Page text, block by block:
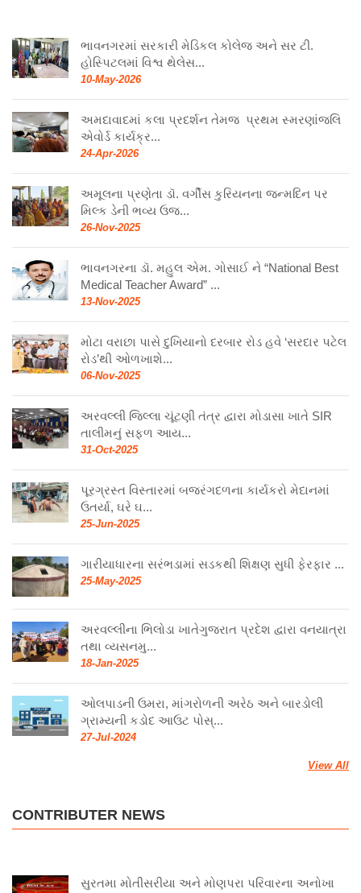
ભાવનગરમાં સરકારી મેડિકલ કોલેજ અને સર ટી.
હોસ્પિટલમાં વિશ્વ થેલેસ...
10-May-2026
અમદાવાદમાં કલા પ્રદર્શન તેમજ પ્રથમ સ્મરણાંજલિ
એવોર્ડ કાર્યક્ર...
24-Apr-2026
અમૂલના પ્રણેતા ડૉ. વર્ગીસ કુરિયનના જન્મદિન પર
મિલ્ક ડેની ભવ્ય ઉજ...
26-Nov-2025
ભાવનગરના ડૉ. મહુલ એમ. ગોસાઈ ને “National Best
Medical Teacher Award” ...
13-Nov-2025
મોટા વરાછા પાસે દુખિયાનો દરબાર રોડ હવે ‘સરદાર પટેલ
રોડ’થી ઓળખાશે...
06-Nov-2025
અરવલ્લી જિલ્લા ચૂંટણી તંત્ર દ્વારા મોડાસા ખાતે SIR
તાલીમનું સફળ આય...
31-Oct-2025
પૂરગ્રસ્ત વિસ્તારમાં બજરંગદળના કાર્યકરો મેદાનમાં
ઉતર્યા, ઘરે ઘ...
25-Jun-2025
ગારીયાધારના સરંભડામાં સડકથી શિક્ષણ સુધી ફેરફાર ...
25-May-2025
અરવલ્લીના ભિલોડા ખાતેગુજરાત પ્રદેશ દ્વારા વનયાત્રા
તથા વ્યસનમુ...
18-Jan-2025
ઓલપાડની ઉમરા, માંગરોળની અરેઠ અને બારડોલી
ગ્રામ્યની કડોદ આઉટ પોસ્...
27-Jul-2024
View All
CONTRIBUTER NEWS
સુરતમા મોતીસરીયા અને મોણપરા પરિવારના અનોખા